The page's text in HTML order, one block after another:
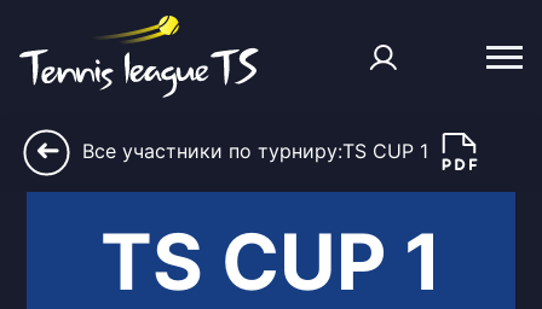
➜ Все участники по турниру:TS CUP 1
TS CUP 1